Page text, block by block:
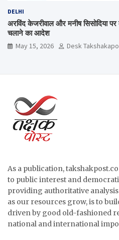
DELHI
अरविंद केजरीवाल और मनीष सिसोदिया
चलाने का आदेश
May 15, 2026 Desk
As a publication,
to public interest and
providing authoritative
as our resources grow, is to
driven by good old-fashioned
national and international